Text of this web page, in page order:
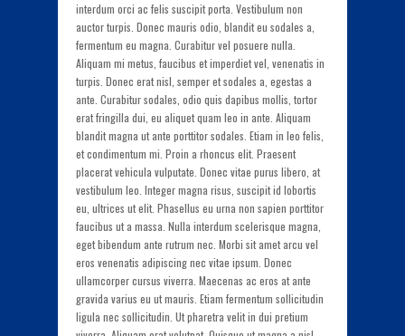
interdum orci ac felis suscipit porta. Vestibulum non
auctor turpis. Donec mauris odio, blandit eu sodales a,
fermentum eu magna. Curabitur vel posuere nulla.
Aliquam mi metus, faucibus et imperdiet vel, venenatis in
turpis. Donec erat nisl, semper et sodales a, egestas a
ante. Curabitur sodales, odio quis dapibus mollis, tortor
erat fringilla dui, eu aliquet quam leo in ante. Aliquam
blandit magna ut ante porttitor sodales. Etiam in leo felis,
et condimentum mi. Proin a rhoncus elit. Praesent
placerat vehicula vulputate. Donec vitae purus libero, at
vestibulum leo. Integer magna risus, suscipit id lobortis
eu, ultrices ut elit. Phasellus eu urna non sapien porttitor
faucibus ut a massa. Nulla interdum scelerisque magna,
eget bibendum ante rutrum nec. Morbi sit amet arcu vel
eros venenatis adipiscing nec vitae ipsum. Donec
ullamcorper cursus viverra. Maecenas ac eros at ante
gravida varius eu ut mauris. Etiam fermentum sollicitudin
ligula nec sollicitudin. Ut pharetra velit in dui pretium